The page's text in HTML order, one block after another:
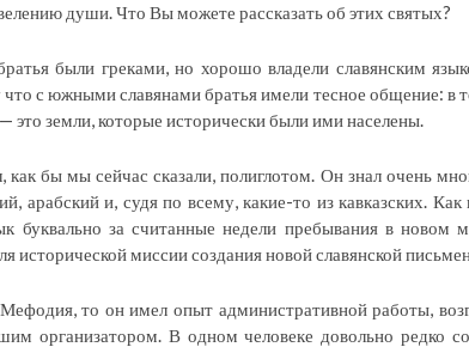
души. Что Вы можете рассказать об этих святых?
были греками, но хорошо владели славянским
с южными славянами братья имели тесное общение: в
это земли, которые исторически были ими населены.
бы мы сейчас сказали, полиглотом. Он знал очень
арабский и, судя по всему, какие-то из кавказских.
буквально за считанные недели пребывания в новом
исторической миссии создания новой славянской
то он имел опыт административной работы,
организатором. В одном человеке довольно редко